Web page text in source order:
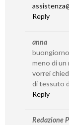
Reply
anna
meno di un
vorrei
di tessuto
Reply
Redazione